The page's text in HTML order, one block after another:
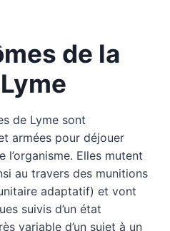
de la
de Lyme sont
armées pour déjouer
l’organisme. Elles mutent
au travers des munitions
adaptatif) et vont
suivis d’un état
variable d’un sujet à un